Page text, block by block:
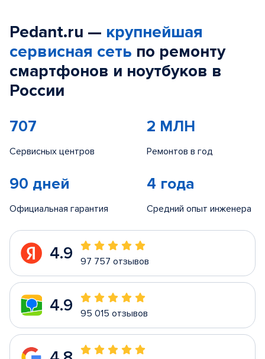
Pedant.ru — крупнейшая
сервисная сеть по ремонту
смартфонов и ноутбуков в
России
707
Сервисных центров
2 МЛН
Ремонтов в год
90 дней
Официальная гарантия
4 года
Средний опыт инженера
4.9 97 757 отзывов
4.9 95 015 отзывов